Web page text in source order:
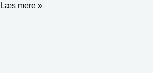
Læs mere »